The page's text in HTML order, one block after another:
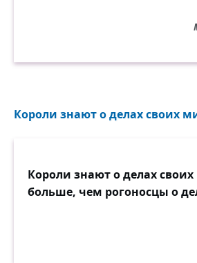
Короли знают о делах своих
Короли знают о делах
больше, чем рогоносцы о